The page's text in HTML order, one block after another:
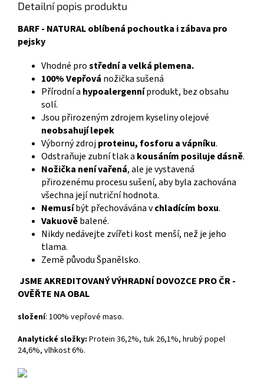
Detailní popis produktu
BARF - NATURAL oblíbená pochoutka i zábava pro
pejsky
Vhodné prostřední a velká plemena.
100% Vepřová nožička sušená
Přírodní a hypoalergenníprodukt, bez obsahu
solí.
Jsou přirozeným zdrojem kyseliny olejové
neobsahují lepek
Výborný zdrojproteinu, fosforu a vápníku.
Odstraňuje zubní tlak a kousáním posiluje dásně.
Nožička není vařená, ale je vystavená
přirozenému procesu sušení, aby byla zachována
všechna její nutriční hodnota.
Nemusíbýt přechovávána vchladícím boxu.
Vakuověbalené.
Nikdy nedávejte zvířeti kost menší, než je jeho
tlama.
Země původu Španělsko.
JSME AKREDITOVANÝ VÝHRADNÍ DOVOZCE PRO ČR -
OVĚŘTE NA OBAL
složení: 100% vepřové maso.
Analytické složky: Protein 36,2%, tuk 26,1%, hrubý popel
24,6%, vlhkost 6%.